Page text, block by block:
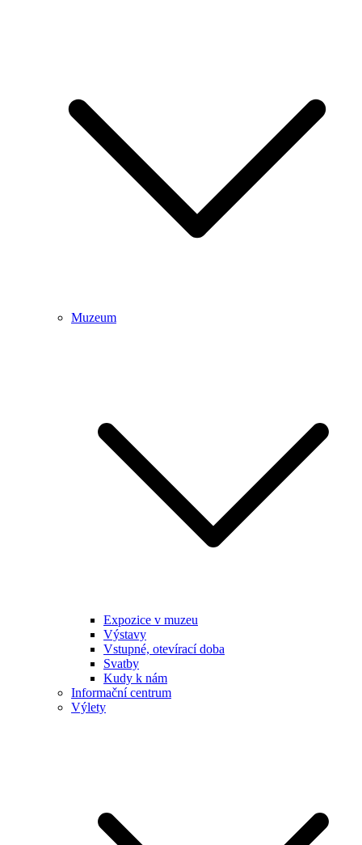
Muzeum
Expozice v muzeu
Výstavy
Vstupné, otevírací doba
Svatby
Kudy k nám
Informační centrum
Výlety